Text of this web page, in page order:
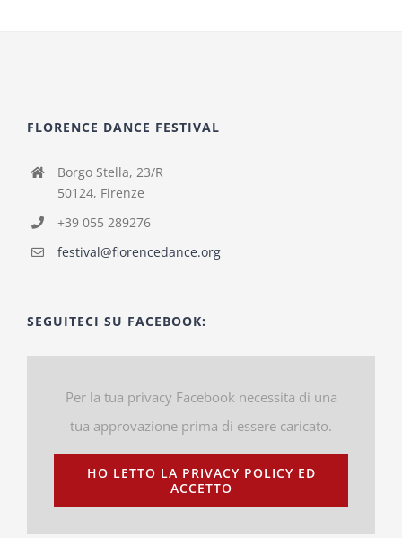
FLORENCE DANCE FESTIVAL
Borgo Stella, 23/R
50124, Firenze
+39 055 289276
festival@florencedance.org
SEGUITECI SU FACEBOOK:
Per la tua privacy Facebook necessita di una
tua approvazione prima di essere caricato.
HO LETTO LA PRIVACY POLICY ED
ACCETTO